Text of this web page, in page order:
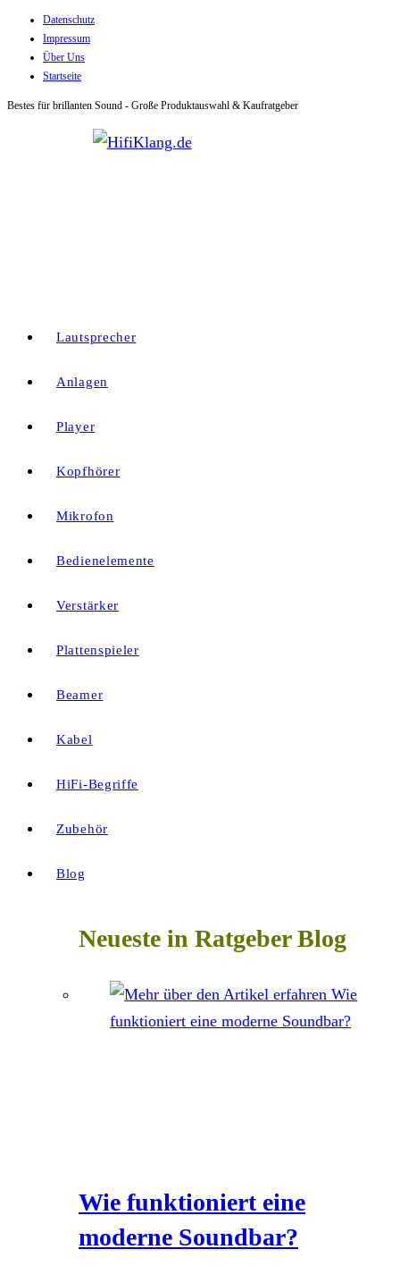
Zum
Inhalt
springen
Datenschutz
Impressum
Über Uns
Startseite
Bestes für brillanten Sound - Große Produktauswahl & Kaufratgeber
Lautsprecher
Anlagen
Player
Kopfhörer
Mikrofon
Bedienelemente
Verstärker
Plattenspieler
Beamer
Kabel
HiFi-Begriffe
Zubehör
Blog
Neueste in Ratgeber Blog
Wie funktioniert eine
moderne Soundbar?